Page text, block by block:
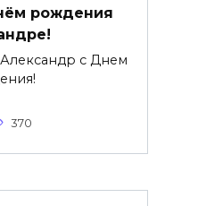
рождения
с Днем
370